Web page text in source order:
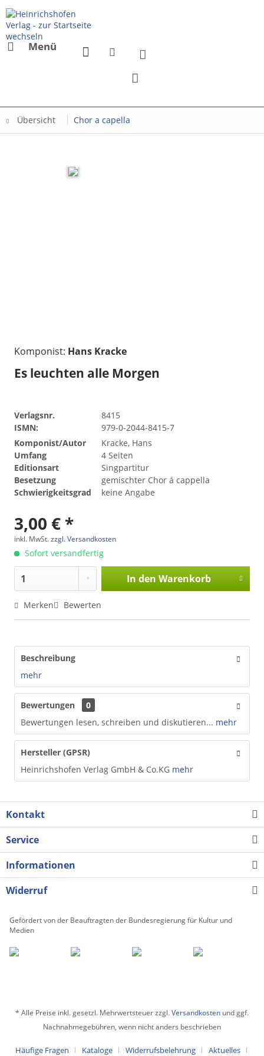
Menü
Übersicht Chor a capella
Komponist: Hans Kracke
Es leuchten alle Morgen
Verlagsnr.
8415
ISMN:
979-0-2044-8415-7
Komponist/Autor
Kracke, Hans
Umfang
4 Seiten
Editionsart
Singpartitur
Besetzung
gemischter Chor á cappella
Schwierigkeitsgrad
keine Angabe
3,00 € *
inkl. MwSt.zzgl. Versandkosten
Sofort versandfertig
In den Warenkorb
Merken Bewerten
Beschreibung
mehr
Bewertungen
0
Bewertungen lesen, schreiben und diskutieren... mehr
Hersteller (GPSR)
Heinrichshofen Verlag GmbH & Co.KG mehr
Kontakt
Service
Informationen
Widerruf
Gefördert von der Beauftragten der Bundesregierung für Kultur und
Medien
* Alle Preise inkl. gesetzl. Mehrwertsteuer zzgl.Versandkosten und ggf.
Nachnahmegebühren, wenn nicht anders beschrieben
Häufige Fragen Kataloge Widerrufsbelehrung Aktuelles